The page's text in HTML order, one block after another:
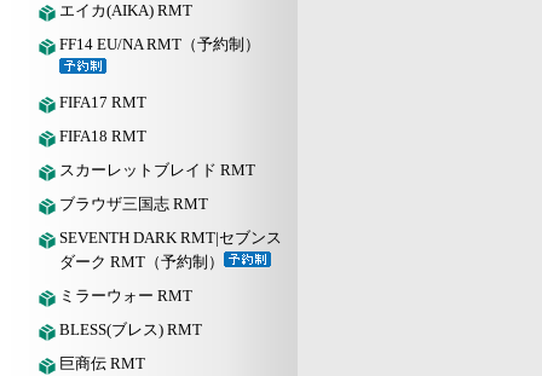
エイカ(AIKA) RMT
FF14 EU/NA RMT（予約制）
FIFA17 RMT
FIFA18 RMT
スカーレットブレイド RMT
ブラウザ三国志 RMT
SEVENTH DARK RMT|セブンス
ダーク RMT（予約制）
ミラーウォー RMT
BLESS(ブレス) RMT
巨商伝 RMT